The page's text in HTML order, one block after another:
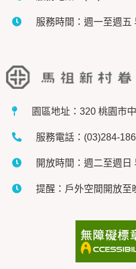
服務時間：週一至週五
園區地址：320 桃園市
服務電話：(03)284-
開放時間：週二至週日
提醒：戶外空間開放至